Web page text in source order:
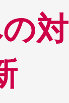
対